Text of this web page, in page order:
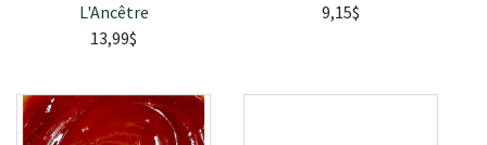
L'Ancêtre
13,99$
9,15$